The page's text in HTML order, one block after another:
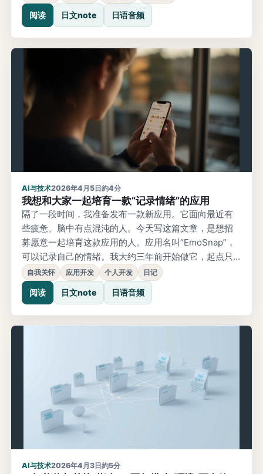
类编码辅助AI来制作LP和实现应用，后来Claude Code
也加入进来。起初只是想试试流行的AI智能体，没想到开
发结构本身开始改变。
阅读 日文note 日语音频
AI与技术2026年4月5日約4分
我想和大家一起培育一款“记录情绪”的应用
隔了一段时间，我准备发布一款新应用。它面向最近有
些疲惫、脑中有点混沌的人。今天写这篇文章，是想招
募愿意一起培育这款应用的人。应用名叫“EmoSnap”，
可以记录自己的情绪。我大约三年前开始做它，起点只
是一个简单想法：能不能更轻松地做出社交媒体上常见
的“把表情符号叠在脸上”的投稿。后来因为其他项目和日
常忙碌暂停了开发，去年前后又一点点重新做了起来。
自我关怀 应用开发 个人开发 日记
阅读 日文note 日语音频
AI与技术2026年4月3日約5分